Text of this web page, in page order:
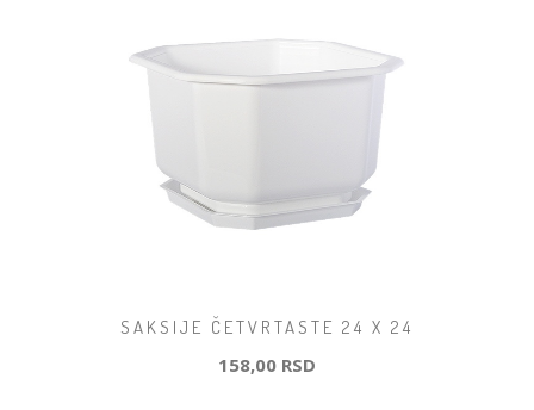
SAKSIJE ČETVRTASTE 24 X 24
158,00 RSD